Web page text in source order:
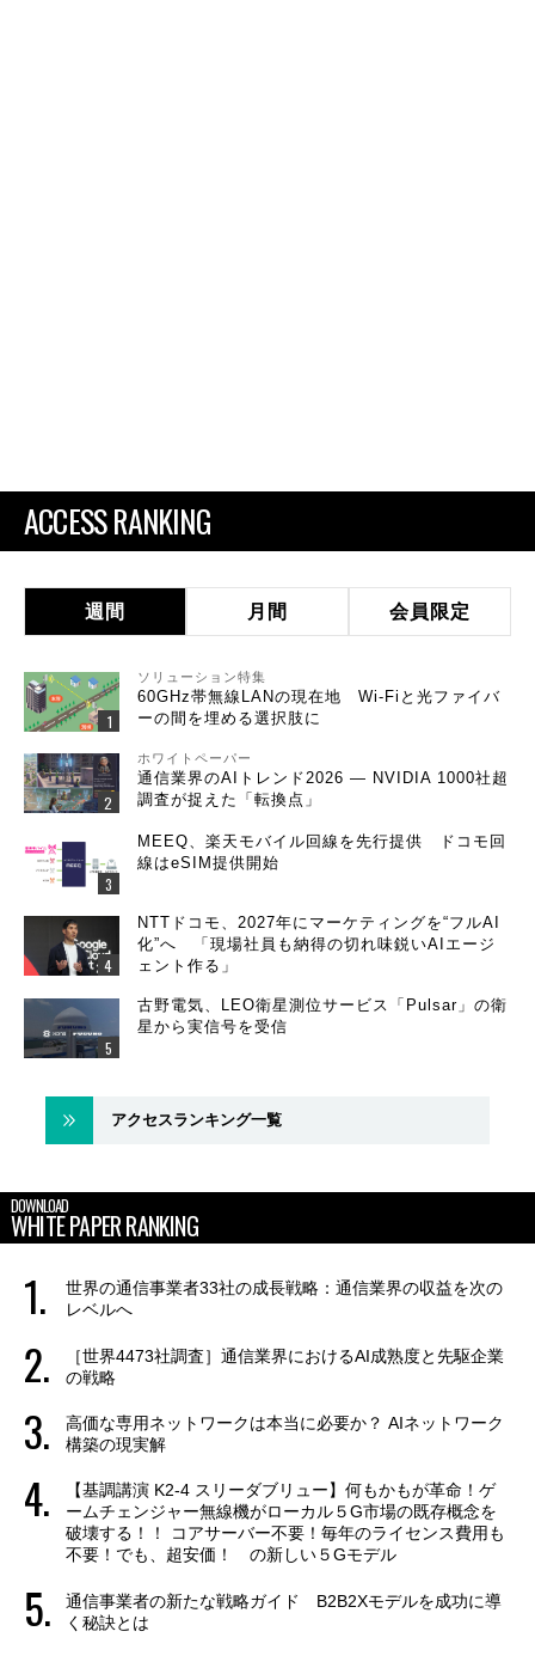
ACCESS RANKING
週間 月間 会員限定
ソリューション特集
60GHz帯無線LANの現在地 Wi-Fiと光ファイバ
ーの間を埋める選択肢に
ホワイトペーパー
通信業界のAIトレンド2026 ― NVIDIA 1000社超
調査が捉えた「転換点」
MEEQ、楽天モバイル回線を先行提供 ドコモ回
線はeSIM提供開始
NTTドコモ、2027年にマーケティングを“フルAI
化”へ 「現場社員も納得の切れ味鋭いAIエージ
ェント作る」
古野電気、LEO衛星測位サービス「Pulsar」の衛
星から実信号を受信
アクセスランキング一覧
DOWNLOAD
WHITE PAPER RANKING
世界の通信事業者33社の成長戦略：通信業界の収益を次の
レベルへ
［世界4473社調査］通信業界におけるAI成熟度と先駆企業
の戦略
高価な専用ネットワークは本当に必要か？ AIネットワーク
構築の現実解
【基調講演 K2-4 スリーダブリュー】何もかもが革命！ゲ
ームチェンジャー無線機がローカル５G市場の既存概念を
破壊する！！ コアサーバー不要！毎年のライセンス費用も
不要！でも、超安価！ の新しい５Gモデル
通信事業者の新たな戦略ガイド B2B2Xモデルを成功に導
く秘訣とは